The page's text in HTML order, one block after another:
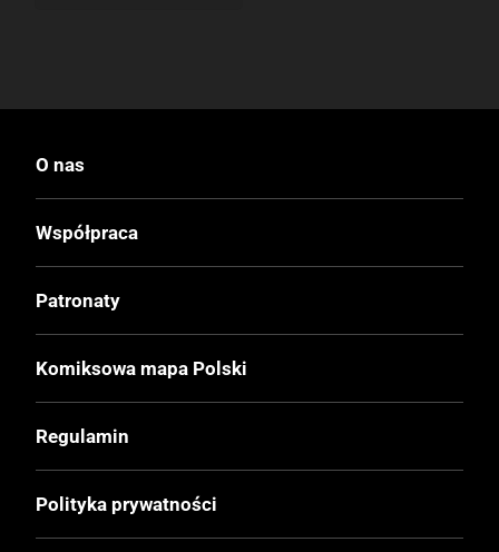
O nas
Współpraca
Patronaty
Komiksowa mapa Polski
Regulamin
Polityka prywatności